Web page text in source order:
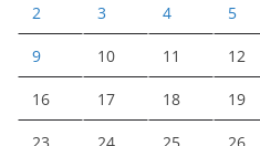
2 3 4 5
9 10 11 12
16 17 18 19